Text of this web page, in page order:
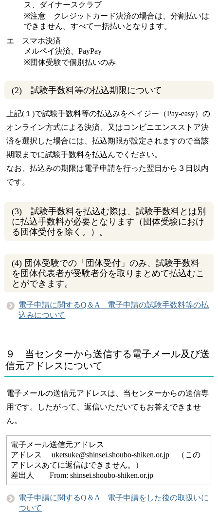
ス、ダイナースクラブ
※注意 クレジットカード決済の場合は、分割払いは
できません。すべて一括払いとなります。
エ スマホ決済
メルペイ決済、PayPay
※団体受験で個別払いのみ
(2) 試験手数料等の払込期限について
上記(１)で試験手数料等の払込みをペイジー（Pay-easy）の
オンライン方式による決済、又はコンビニエンスストア決
済を選択した場合には、払込期限が設定されますので当該
期限までに試験手数料を払込んでください。
なお、払込みの期限は電子申請を行った翌日から３日以内
です。
(3) 試験手数料を払込む際は、試験手数料とは別
に払込手数料が必要となります（団体受験におけ
る団体受付を除く。）。
(4) 団体受験での「団体受付」のみ、試験手数料
を団体代表者が受験者分を取りまとめて払込むこ
とができます。
電子申請に関するQ＆A 電子申請の試験手数料等の払
込みについて
９ 当センターから送信する電子メール及び送
信元アドレスについて
電子メールの送信元アドレスは、当センターからの送信専
用です。したがって、返信いただいてもお答えできませ
ん。
電子メール送信元アドレス
アドレス uketsuke@shinsei.shoubo-shiken.or.jp （この
アドレスあてに返信はできません。）
差出人 From: shinsei.shoubo-shiken.or.jp
電子申請に関するQ＆A 電子申請をした後の取扱いに
ついて